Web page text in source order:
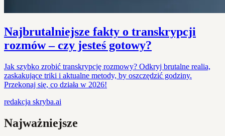
Najbrutalniejsze fakty o transkrypcji
rozmów – czy jesteś gotowy?
Jak szybko zrobić transkrypcję rozmowy? Odkryj brutalne realia,
zaskakujące triki i aktualne metody, by oszczędzić godziny.
Przekonaj się, co działa w 2026!
redakcja skryba.ai
Najważniejsze